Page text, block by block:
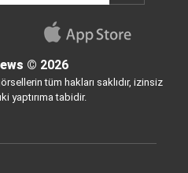
© 2026
tüm hakları saklıdır, izinsiz
yaptırıma tabidir.